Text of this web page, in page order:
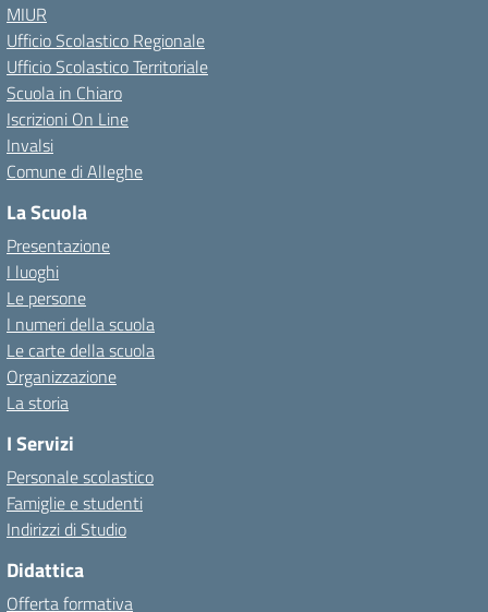
MIUR
Ufficio Scolastico Regionale
Ufficio Scolastico Territoriale
Scuola in Chiaro
Iscrizioni On Line
Invalsi
Comune di Alleghe
La Scuola
Presentazione
I luoghi
Le persone
I numeri della scuola
Le carte della scuola
Organizzazione
La storia
I Servizi
Personale scolastico
Famiglie e studenti
Indirizzi di Studio
Didattica
Offerta formativa